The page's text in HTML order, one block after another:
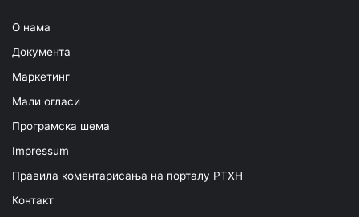
О нама
Документа
Маркетинг
Мали огласи
Програмска шема
Impressum
Правила коментарисања на порталу РТХН
Контакт